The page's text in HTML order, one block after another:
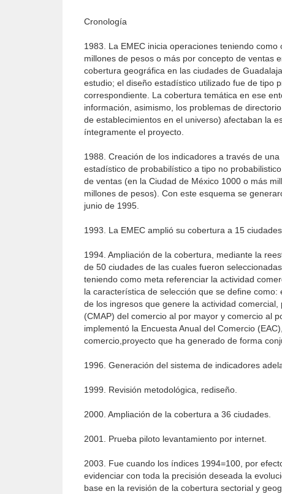
Cronología
1983. La EMEC inicia operaciones teniendo
millones de pesos o más por concepto de ventas
cobertura geográfica en las ciudades de
estudio; el diseño estadístico utilizado fue de tipo
correspondiente. La cobertura temática en ese
información, asimismo, los problemas de
de establecimientos en el universo) afectaban la
íntegramente el proyecto.
1988. Creación de los indicadores a través de
estadístico de probabilístico a tipo no
de ventas (en la Ciudad de México 1000 o más
millones de pesos). Con este esquema se
junio de 1995.
1993. La EMEC amplió su cobertura a 15 ciudades.
1994. Ampliación de la cobertura, mediante la
de 50 ciudades de las cuales fueron
teniendo como meta referenciar la actividad
la característica de selección que se define
de los ingresos que genere la actividad
(CMAP) del comercio al por mayor y comercio al
implementó la Encuesta Anual del Comercio
comercio,proyecto que ha generado de forma
1996. Generación del sistema de indicadores
1999. Revisión metodológica, rediseño.
2000. Ampliación de la cobertura a 36 ciudades.
2001. Prueba piloto levantamiento por internet.
2003. Fue cuando los índices 1994=100, por
evidenciar con toda la precisión deseada la
base en la revisión de la cobertura sectorial y